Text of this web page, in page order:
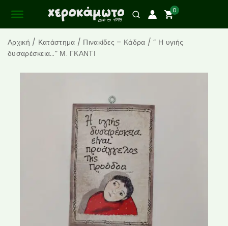
0
Αρχική / Κατάστημα / Πινακίδες – Κάδρα / ” Η υγιής
δυσαρέσκεια…” Μ. ΓΚΑΝΤΙ